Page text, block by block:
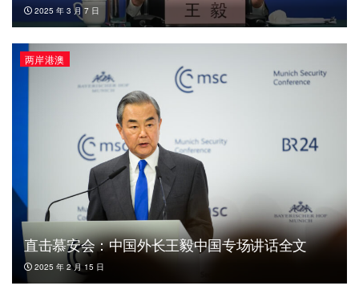
2025 年 3 月 7 日
两岸港澳
直击慕安会：中国外长王毅中国专场讲话全文
2025 年 2 月 15 日